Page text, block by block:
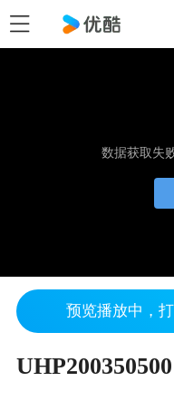
数据获取失
预览播放中，